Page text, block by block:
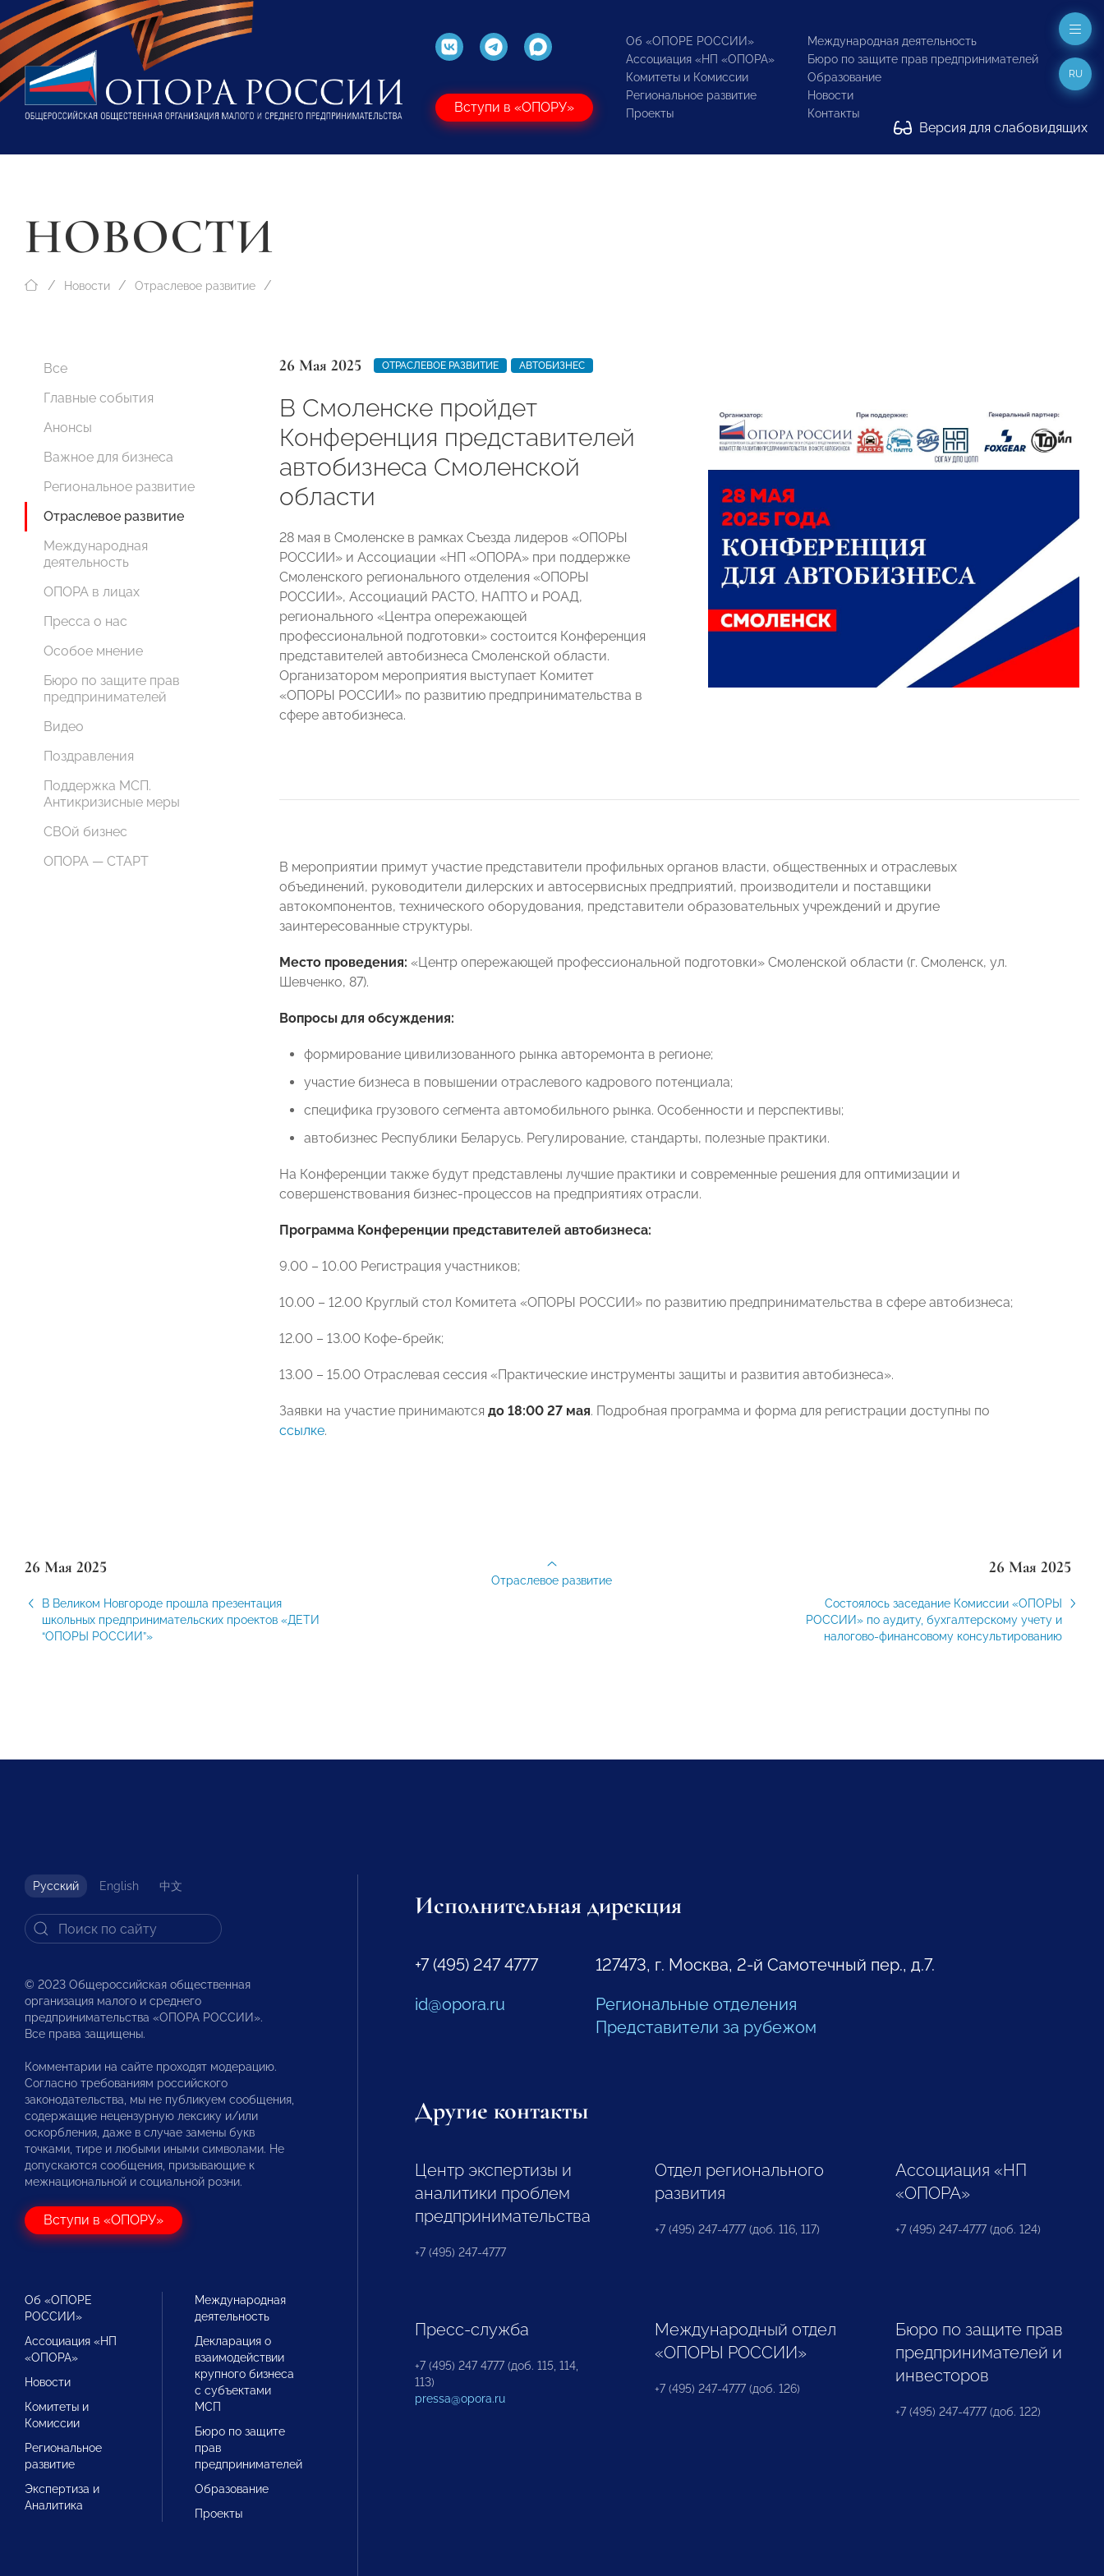
Вступи в «ОПОРУ»
Об «ОПОРЕ РОССИИ»
Ассоциация «НП «ОПОРА»
Комитеты и Комиссии
Региональное развитие
Проекты
Международная деятельность
Бюро по защите прав предпринимателей
Образование
Новости
Контакты
Версия для слабовидящих
RU
НОВОСТИ
Новости Отраслевое развитие
Все
Главные события
Анонсы
Важное для бизнеса
Региональное развитие
Отраслевое развитие
Международная
деятельность
ОПОРА в лицах
Пресса о нас
Особое мнение
Бюро по защите прав
предпринимателей
Видео
Поздравления
Поддержка МСП.
Антикризисные меры
СВОй бизнес
ОПОРА — СТАРТ
26 Мая 2025 ОТРАСЛЕВОЕ РАЗВИТИЕ АВТОБИЗНЕС
В Смоленске пройдет
Конференция представителей
автобизнеса Смоленской
области
28 мая в Смоленске в рамках Съезда лидеров «ОПОРЫ
РОССИИ» и Ассоциации «НП «ОПОРА» при поддержке
Смоленского регионального отделения «ОПОРЫ
РОССИИ», Ассоциаций РАСТО, НАПТО и РОАД,
регионального «Центра опережающей
профессиональной подготовки» состоится Конференция
представителей автобизнеса Смоленской области.
Организатором мероприятия выступает Комитет
«ОПОРЫ РОССИИ» по развитию предпринимательства в
сфере автобизнеса.
В мероприятии примут участие представители профильных органов власти, общественных и отраслевых
объединений, руководители дилерских и автосервисных предприятий, производители и поставщики
автокомпонентов, технического оборудования, представители образовательных учреждений и другие
заинтересованные структуры.
Место проведения: «Центр опережающей профессиональной подготовки» Смоленской области (г. Смоленск, ул.
Шевченко, 87).
Вопросы для обсуждения:
формирование цивилизованного рынка авторемонта в регионе;
участие бизнеса в повышении отраслевого кадрового потенциала;
специфика грузового сегмента автомобильного рынка. Особенности и перспективы;
автобизнес Республики Беларусь. Регулирование, стандарты, полезные практики.
На Конференции также будут представлены лучшие практики и современные решения для оптимизации и
совершенствования бизнес-процессов на предприятиях отрасли.
Программа Конференции представителей автобизнеса:
9.00 – 10.00 Регистрация участников;
10.00 – 12.00 Круглый стол Комитета «ОПОРЫ РОССИИ» по развитию предпринимательства в сфере автобизнеса;
12.00 – 13.00 Кофе-брейк;
13.00 – 15.00 Отраслевая сессия «Практические инструменты защиты и развития автобизнеса».
Заявки на участие принимаются до 18:00 27 мая. Подробная программа и форма для регистрации доступны по
ссылке.
26 Мая 2025
В Великом Новгороде прошла презентация
школьных предпринимательских проектов «ДЕТИ
“ОПОРЫ РОССИИ”»
26 Мая 2025
Состоялось заседание Комиссии «ОПОРЫ
РОССИИ» по аудиту, бухгалтерскому учету и
налогово-финансовому консультированию
Отраслевое развитие
Русский English 中文
© 2023 Общероссийская общественная
организация малого и среднего
предпринимательства «ОПОРА РОССИИ».
Все права защищены.
Комментарии на сайте проходят модерацию.
Согласно требованиям российского
законодательства, мы не публикуем сообщения,
содержащие нецензурную лексику и/или
оскорбления, даже в случае замены букв
точками, тире и любыми иными символами. Не
допускаются сообщения, призывающие к
межнациональной и социальной розни.
Вступи в «ОПОРУ»
Об «ОПОРЕ
РОССИИ»
Ассоциация «НП
«ОПОРА»
Новости
Комитеты и
Комиссии
Региональное
развитие
Экспертиза и
Аналитика
Международная
деятельность
Декларация о
взаимодействии
крупного бизнеса
с субъектами
МСП
Бюро по защите
прав
предпринимателей
Образование
Проекты
Исполнительная дирекция
+7 (495) 247 4777
id@opora.ru
127473, г. Москва, 2-й Самотечный пер., д.7.
Региональные отделения
Представители за рубежом
Другие контакты
Центр экспертизы и
аналитики проблем
предпринимательства
+7 (495) 247-4777
Отдел регионального
развития
+7 (495) 247-4777 (доб. 116, 117)
Ассоциация «НП
«ОПОРА»
+7 (495) 247-4777 (доб. 124)
Пресс-служба
+7 (495) 247 4777 (доб. 115, 114,
113)
pressa@opora.ru
Международный отдел
«ОПОРЫ РОССИИ»
+7 (495) 247-4777 (доб. 126)
Бюро по защите прав
предпринимателей и
инвесторов
+7 (495) 247-4777 (доб. 122)